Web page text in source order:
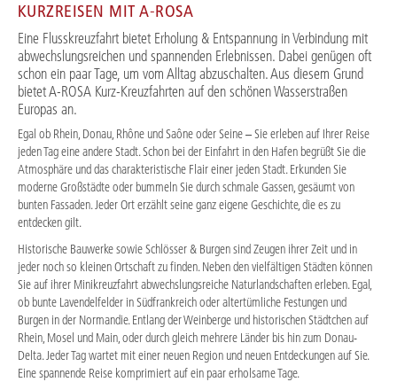
KURZREISEN MIT A-ROSA
Eine Flusskreuzfahrt bietet Erholung & Entspannung in Verbindung mit
abwechslungsreichen und spannenden Erlebnissen. Dabei genügen oft
schon ein paar Tage, um vom Alltag abzuschalten. Aus diesem Grund
bietet A-ROSA Kurz-Kreuzfahrten auf den schönen Wasserstraßen
Europas an.
Egal ob Rhein, Donau, Rhône und Saône oder Seine – Sie erleben auf Ihrer Reise
jeden Tag eine andere Stadt. Schon bei der Einfahrt in den Hafen begrüßt Sie die
Atmosphäre und das charakteristische Flair einer jeden Stadt. Erkunden Sie
moderne Großstädte oder bummeln Sie durch schmale Gassen, gesäumt von
bunten Fassaden. Jeder Ort erzählt seine ganz eigene Geschichte, die es zu
entdecken gilt.
Historische Bauwerke sowie Schlösser & Burgen sind Zeugen ihrer Zeit und in
jeder noch so kleinen Ortschaft zu finden. Neben den vielfältigen Städten können
Sie auf ihrer Minikreuzfahrt abwechslungsreiche Naturlandschaften erleben. Egal,
ob bunte Lavendelfelder in Südfrankreich oder altertümliche Festungen und
Burgen in der Normandie. Entlang der Weinberge und historischen Städtchen auf
Rhein, Mosel und Main, oder durch gleich mehrere Länder bis hin zum Donau-
Delta. Jeder Tag wartet mit einer neuen Region und neuen Entdeckungen auf Sie.
Eine spannende Reise komprimiert auf ein paar erholsame Tage.